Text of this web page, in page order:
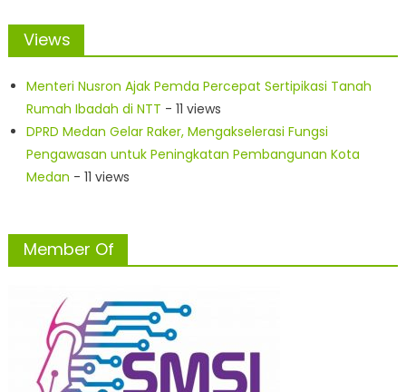
Views
Menteri Nusron Ajak Pemda Percepat Sertipikasi Tanah
Rumah Ibadah di NTT - 11 views
DPRD Medan Gelar Raker, Mengakselerasi Fungsi
Pengawasan untuk Peningkatan Pembangunan Kota
Medan - 11 views
Member Of